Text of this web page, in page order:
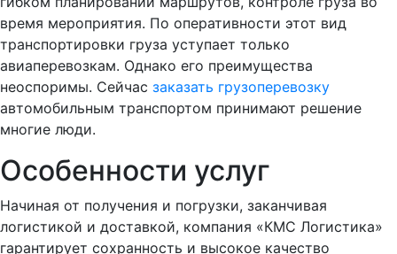
время мероприятия. По оперативности этот вид
транспортировки груза уступает только
авиаперевозкам. Однако его преимущества
неоспоримы. Сейчас заказать грузоперевозку
автомобильным транспортом принимают решение
многие люди.
Особенности услуг
Начиная от получения и погрузки, заканчивая
логистикой и доставкой, компания «КМС Логистика»
гарантирует сохранность и высокое качество